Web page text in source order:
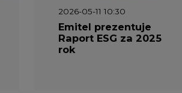
Emitel prezentuje
Raport ESG za 2025
rok